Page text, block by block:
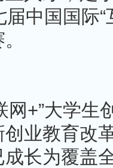
中国国际“
网+”大学生
业教育改
长为覆盖